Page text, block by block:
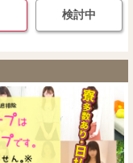
検討中